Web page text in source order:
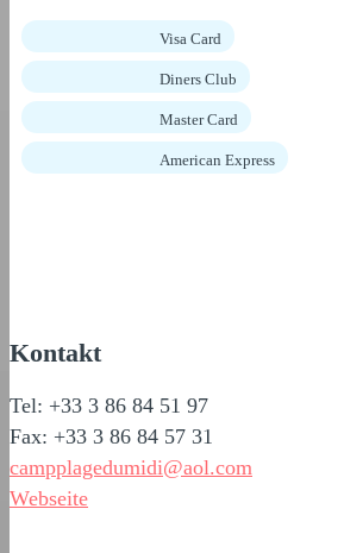
Visa Card
Diners Club
Master Card
American Express
Kontakt
Tel: +33 3 86 84 51 97
Fax: +33 3 86 84 57 31
campplagedumidi@aol.com
Webseite